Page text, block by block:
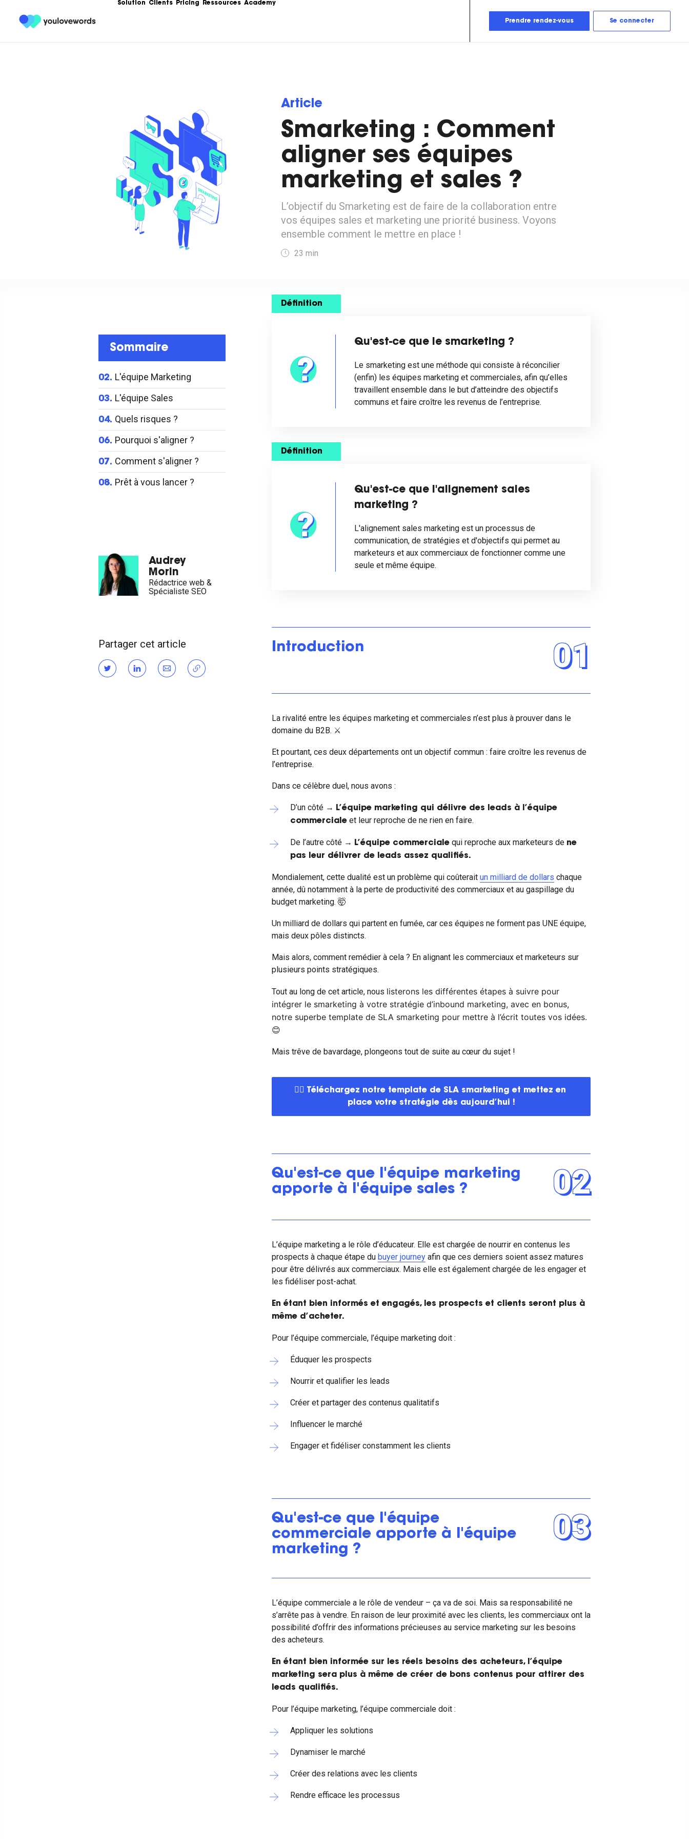
Solution Clients Pricing Ressources
service de votre stratégie de
contenu.
Articles
Guides, bonnes pratiques,
templates, exemples...
LoveLetter
Notre newsletter qui vous informe
sur toutes les actualités Content.
Academy
Prendre rendez-vous Se connecter
Article
Smarketing : Comment
aligner ses équipes
marketing et sales ?
L’objectif du Smarketing est de faire de la collaboration entre
vos équipes sales et marketing une priorité business. Voyons
ensemble comment le mettre en place !
23 min
Sommaire
02. L'équipe Marketing
03. L'équipe Sales
04. Quels risques ?
06. Pourquoi s'aligner ?
07. Comment s'aligner ?
08. Prêt à vous lancer ?
Audrey
Morin
Rédactrice web &
Spécialiste SEO
Partager cet article
Définition
Qu'est-ce que le smarketing ?
Le smarketing est une méthode qui consiste à réconcilier
(enfin) les équipes marketing et commerciales, afin qu’elles
travaillent ensemble dans le but d’atteindre des objectifs
communs et faire croître les revenus de l’entreprise.
Définition
Qu'est-ce que l'alignement sales
marketing ?
L'alignement sales marketing est un processus de
communication, de stratégies et d'objectifs qui permet au
marketeurs et aux commerciaux de fonctionner comme une
seule et même équipe.
Introduction 01
La rivalité entre les équipes marketing et commerciales n’est plus à prouver dans le
domaine du B2B. ⚔️
Et pourtant, ces deux départements ont un objectif commun : faire croître les revenus de
l’entreprise.
Dans ce célèbre duel, nous avons :
D’un côté →
L’équipe marketing qui délivre des leads à l’équipe
commerciale et leur reproche de ne rien en faire.
De l’autre côté → L’équipe commerciale qui reproche aux marketeurs de ne
pas leur délivrer de leads assez qualifiés.
Mondialement, cette dualité est un problème qui coûterait un milliard de dollars chaque
année, dû notamment à la perte de productivité des commerciaux et au gaspillage du
budget marketing. 🤯
Un milliard de dollars qui partent en fumée, car ces équipes ne forment pas UNE équipe,
mais deux pôles distincts.
Mais alors, comment remédier à cela ? En alignant les commerciaux et marketeurs sur
plusieurs points stratégiques.
Tout au long de cet article, nous listerons les différentes étapes à suivre pour
intégrer le smarketing à votre stratégie d’inbound marketing, avec en bonus,
notre superbe template de SLA smarketing pour mettre à l’écrit toutes vos idées.
😊
Mais trêve de bavardage, plongeons tout de suite au cœur du sujet !
👉🏼 Téléchargez notre template de SLA smarketing et mettez en
place votre stratégie dès aujourd’hui !
Qu'est-ce que l'équipe marketing
apporte à l'équipe sales ?
02
L’équipe marketing a le rôle d’éducateur. Elle est chargée de nourrir en contenus les
prospects à chaque étape du buyer journey afin que ces derniers soient assez matures
pour être délivrés aux commerciaux. Mais elle est également chargée de les engager et
les fidéliser post-achat.
En étant bien informés et engagés, les prospects et clients seront plus à
même d’acheter.
Pour l’équipe commerciale, l’équipe marketing doit :
Éduquer les prospects
Nourrir et qualifier les leads
Créer et partager des contenus qualitatifs
Influencer le marché
Engager et fidéliser constamment les clients
Qu'est-ce que l'équipe
commerciale apporte à l'équipe
marketing ?
03
L’équipe commerciale a le rôle de vendeur – ça va de soi. Mais sa responsabilité ne
s’arrête pas à vendre. En raison de leur proximité avec les clients, les commerciaux ont la
possibilité d’offrir des informations précieuses au service marketing sur les besoins
des acheteurs.
En étant bien informée sur les réels besoins des acheteurs, l’équipe
marketing sera plus à même de créer de bons contenus pour attirer des
leads qualifiés.
Pour l’équipe marketing, l’équipe commerciale doit :
Appliquer les solutions
Dynamiser le marché
Créer des relations avec les clients
Rendre efficace les processus